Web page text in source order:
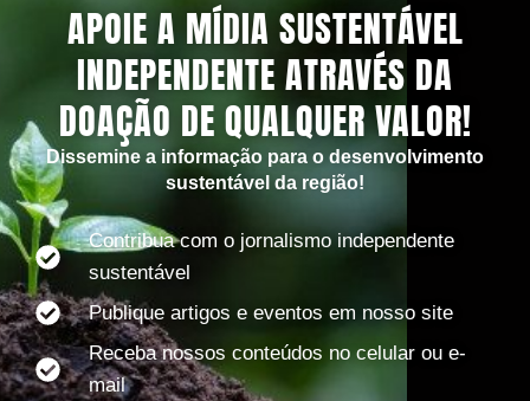
APOIE A MÍDIA SUSTENTÁVEL
INDEPENDENTE ATRAVÉS DA
DOAÇÃO DE QUALQUER VALOR!
Dissemine a informação para o desenvolvimento
sustentável da região!
Contribua com o jornalismo independente
sustentável
Publique artigos e eventos em nosso site
Receba nossos conteúdos no celular ou e-
mail